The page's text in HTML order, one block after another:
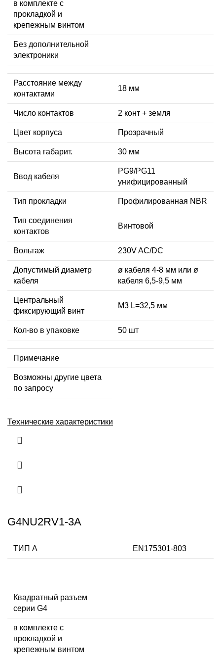
в комплекте с
прокладкой и
крепежным винтом
Без дополнительной
электроники
Расстояние между
контактами
18 мм
Число контактов 2 конт + земля
Цвет корпуса Прозрачный
Высота габарит. 30 мм
Ввод кабеля
PG9/PG11
унифицированный
Тип прокладки Профилированная NBR
Тип соединения
контактов
Винтовой
Вольтаж 230V AC/DC
Допустимый диаметр
кабеля
ø кабеля 4-8 мм или ø
кабеля 6,5-9,5 мм
Центральный
фиксирующий винт
М3 L=32,5 мм
Кол-во в упаковке 50 шт
Примечание
Возможны другие цвета
по запросу
Технические характеристики
G4NU2RV1-3A
ТИП А EN175301-803
Квадратный разъем
серии G4
в комплекте с
прокладкой и
крепежным винтом